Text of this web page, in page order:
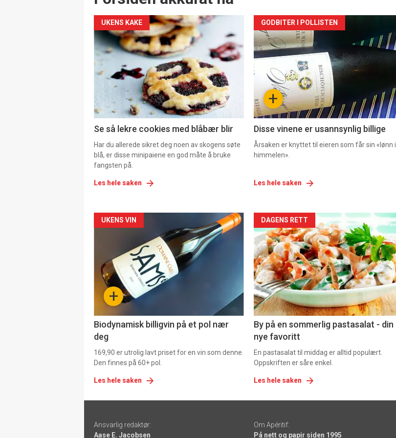
UKENS KAKE
Se så lekre cookies med blåbær blir
Har du allerede sikret deg noen av skogens søte
blå, er disse minipaiene en god måte å bruke
fangsten på.
Les hele saken
Forsiden
akkurat
nå
2 +
GODBITER I POLLISTEN
Disse vinene er usannsynlig billige
Årsaken er knyttet til eieren som får sin «lønn i
himmelen».
Les hele saken
Forsiden
akkurat
nå
-
+
UKENS VIN
Biodynamisk billigvin på et pol nær
deg
169,90 er utrolig lavt priset for en vin som denne.
Den finnes på 60+ pol.
Les hele saken
Forsiden
akkurat
nå
-
5
DAGENS RETT
By på en sommerlig pastasalat - din
nye favoritt
En pastasalat til middag er alltid populært.
Oppskriften er såre enkel.
Les hele saken
-
Ansvarlig redaktør:
Aase E. Jacobsen
Om Apéritif:
På nett og papir siden 1995